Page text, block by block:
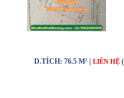
D.TÍCH: 76.5 M² | LIÊN HỆ